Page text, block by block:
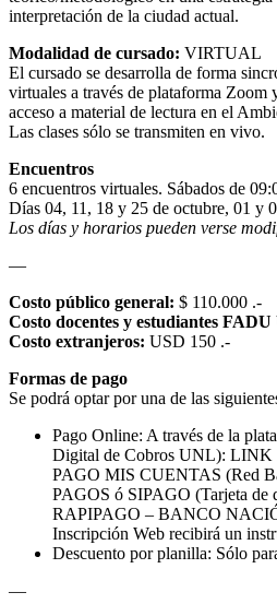
interpretación de la ciudad actual.
Modalidad de cursado: VIRTUAL
El cursado se desarrolla de forma
virtuales a través de plataforma Zoom
acceso a material de lectura en el
Las clases sólo se transmiten en vivo.
Encuentros
6 encuentros virtuales. Sábados de
Días 04, 11, 18 y 25 de octubre, 01 y
Los días y horarios pueden verse
—
Costo público general: $ 110.000 .-
Costo docentes y estudiantes
Costo extranjeros: USD 150 .-
Formas de pago
Se podrá optar por una de las
Pago Online: A través de la
Digital de Cobros UNL): LINK
PAGO MIS CUENTAS (Red
PAGOS ó SIPAGO (Tarjeta de
RAPIPAGO – BANCO
Inscripción Web recibirá un
Descuento por planilla: Sólo
—